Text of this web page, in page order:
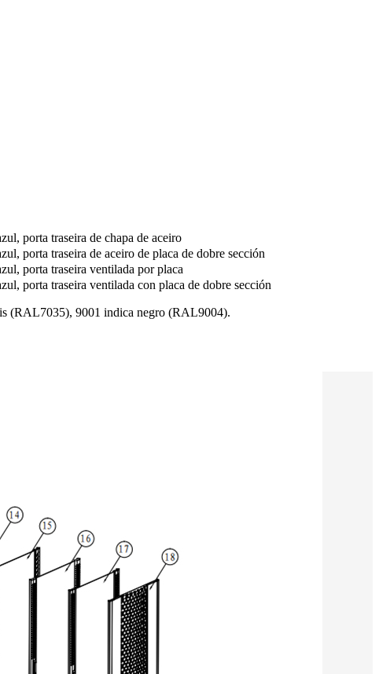
porta traseira de chapa de aceiro
porta traseira de aceiro de placa de dobre sección
porta traseira ventilada por placa
porta traseira ventilada con placa de dobre sección
(RAL7035), 9001 indica negro (RAL9004).